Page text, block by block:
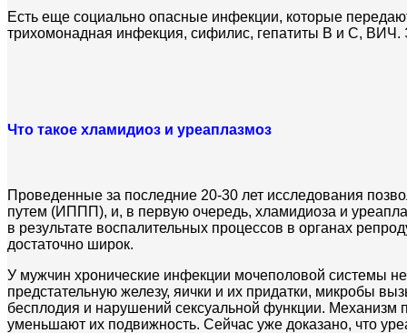
Есть еще социально опасные инфекции, которые
трихомонадная инфекция, сифилис, гепатиты В и С, ВИЧ.
Что такое хламидиоз и уреаплазмоз
Проведенные за последние 20-30 лет исследования
путем (ИППП), и, в первую очередь, хламидиоза и
в результате воспалительных процессов в органах
достаточно широк.
У мужчин хронические инфекции мочеполовой системы
предстательную железу, яички и их придатки, микробы
бесплодия и нарушений сексуальной функции. Механизм
уменьшают их подвижность. Сейчас уже доказано, что